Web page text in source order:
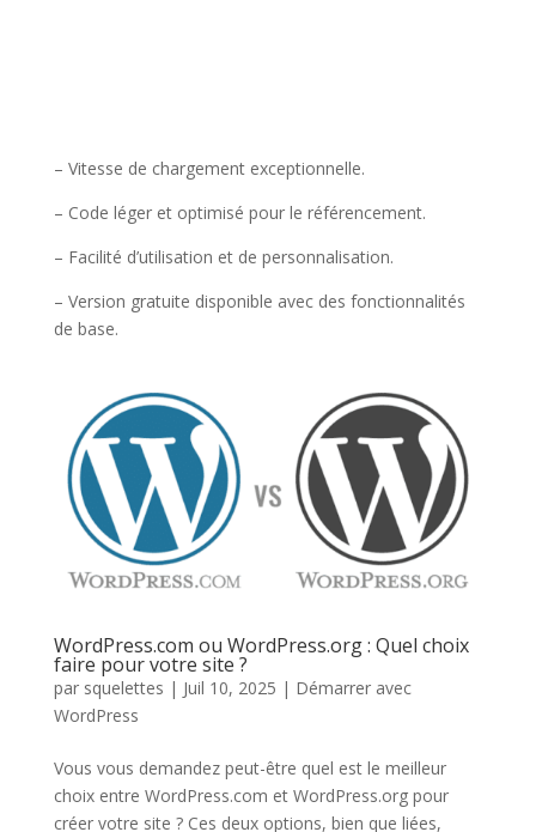
– Vitesse de chargement exceptionnelle.
– Code léger et optimisé pour le référencement.
– Facilité d’utilisation et de personnalisation.
– Version gratuite disponible avec des fonctionnalités
de base.
WordPress.com ou WordPress.org : Quel choix
faire pour votre site ?
par squelettes | Juil 10, 2025 | Démarrer avec
WordPress
Vous vous demandez peut-être quel est le meilleur
choix entre WordPress.com et WordPress.org pour
créer votre site ? Ces deux options, bien que liées,